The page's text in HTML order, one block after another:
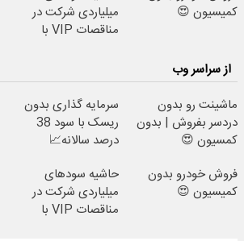
کمیسیون 😍
میلیاردی شرکت در
مناقصات VIP با
از سراسر وب
ماشینت رو بدون
دردسر بفروش | بدون
کمسیون 😍
سرمایه گذاری بدون
ریسک با سود 38
درصد سالانه📈
فروش خودرو بدون
کمیسیون 😍
حاشیه سودهای
میلیاردی شرکت در
مناقصات VIP با